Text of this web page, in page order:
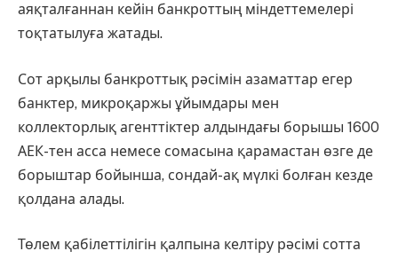
аяқталғаннан кейін банкроттың міндеттемелері
тоқтатылуға жатады.
Сот арқылы банкроттық рәсімін азаматтар егер
банктер, микроқаржы ұйымдары мен
коллекторлық агенттіктер алдындағы борышы 1600
АЕК-тен асса немесе сомасына қарамастан өзге де
борыштар бойынша, сондай-ақ мүлкі болған кезде
қолдана алады.
Төлем қабілеттілігін қалпына келтіру рәсімі сотта